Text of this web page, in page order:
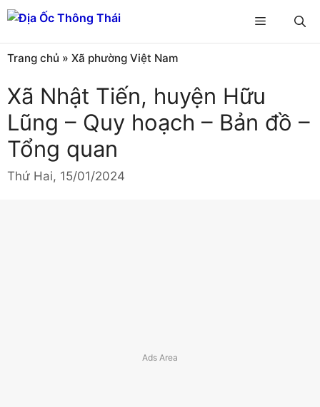
Chuyển
đến
nội
dung
Menu
Trang chủ » Xã phường Việt Nam
Xã Nhật Tiến, huyện Hữu
Lũng – Quy hoạch – Bản đồ –
Tổng quan
Thứ Hai, 15/01/2024